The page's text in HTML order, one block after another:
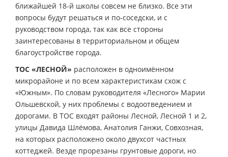
ближайшей 18-й школы совсем не близко. Все эти
вопросы будут решаться и по-соседски, и с
руководством города, так как все стороны
заинтересованы в территориальном и общем
благоустройстве города.
ТОС «ЛЕСНОЙ» расположен в одноимённом
микрорайоне и по всем характеристикам схож с
«Южным». По словам руководителя «Лесного» Марии
Ольшевской, у них проблемы с водоотведением и
дорогами. В ТОС входят районы Лесной, Лесной 1 и 2,
улицы Давида Шлёмова, Анатолия Ганжи, Совхозная,
на которых расположено около двухсот частных
коттеджей. Везде прорезаны грунтовые дороги, но